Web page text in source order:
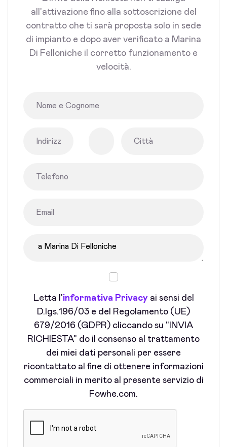
all'attivazione fino alla sottoscrizione del
contratto che ti sarà proposta solo in sede
di impianto e dopo aver verificato a Marina
Di Felloniche il corretto funzionamento e
velocità.
Letta l'informativa Privacyai sensi del
D.lgs.196/03 e del Regolamento (UE)
679/2016 (GDPR) cliccando su "INVIA
RICHIESTA" do il consenso al trattamento
dei miei dati personali per essere
ricontattato al fine di ottenere informazioni
commerciali in merito al presente servizio di
Fowhe.com.